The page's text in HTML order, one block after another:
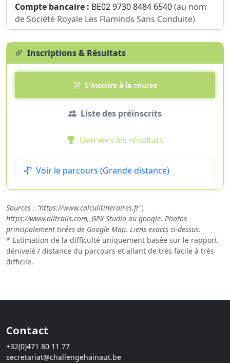
Compte bancaire : BE02 9730 8484 6540(au nom
de Société Royale Les Flaminds Sans Conduite)
Inscriptions & Résultats
S'inscrire à la course
Liste des préinscrits
Lien vers les résultats
Voir le parcours (Grande distance)
Sources : "https://www.calculitineraires.fr",
https://www.alltrails.com, GPX Studio ou google. Photos
principalement tirées de Google Map. Liens exacts ci-dessus.
* Estimation de la difficulté uniquement basée sur le rapport
dénivelé / distance du parcours et allant de très facile à très
difficile.
Contact
+32(0)471 80 11 77
secretariat@challengehainaut.be